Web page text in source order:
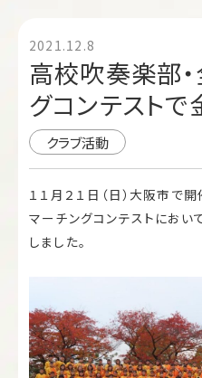
2021.12.8
高校吹奏楽部
グコンテストで
クラブ活動
１１月２１日（日）大阪市で
マーチングコンテストにお
しました。